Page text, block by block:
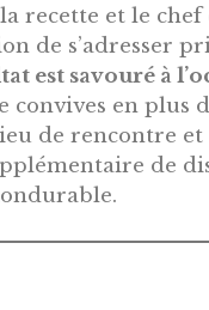
recette et le
de s’adresser
est savouré à
convives en plus
de rencontre et
de